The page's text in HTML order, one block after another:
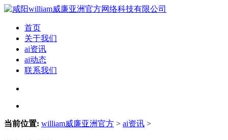
首页
关于我们
ai资讯
ai动态
联系我们
当前位置: william威廉亚洲官方 > ai资讯 >